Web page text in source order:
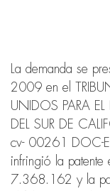
La demanda se
2009 en el
UNIDOS PARA EL
DEL SUR DE
cv- 00261 DOC-
infringió la
7.368.162 y la